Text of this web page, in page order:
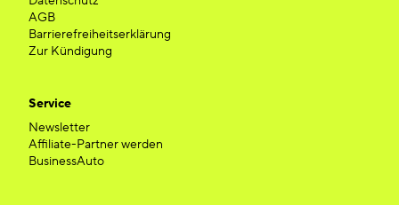
AGB
Barrierefreiheitserklärung
Zur Kündigung
Service
Newsletter
Affiliate-Partner werden
BusinessAuto